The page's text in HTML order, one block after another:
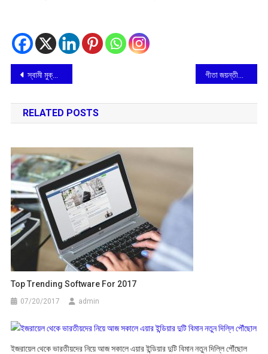
Post
navigation
স্বামী মুক্তানন্দজী মহারাজের ৫৩তম তিরোধান দিবস পালিত
RELATED POSTS
Top Trending Software For 2017
07/20/2017 admin
ইজরায়েল থেকে ভারতীয়দের নিয়ে আজ সকালে এয়ার ইন্ডিয়ার দুটি বিমান নতুন দিল্লি পৌঁছোল